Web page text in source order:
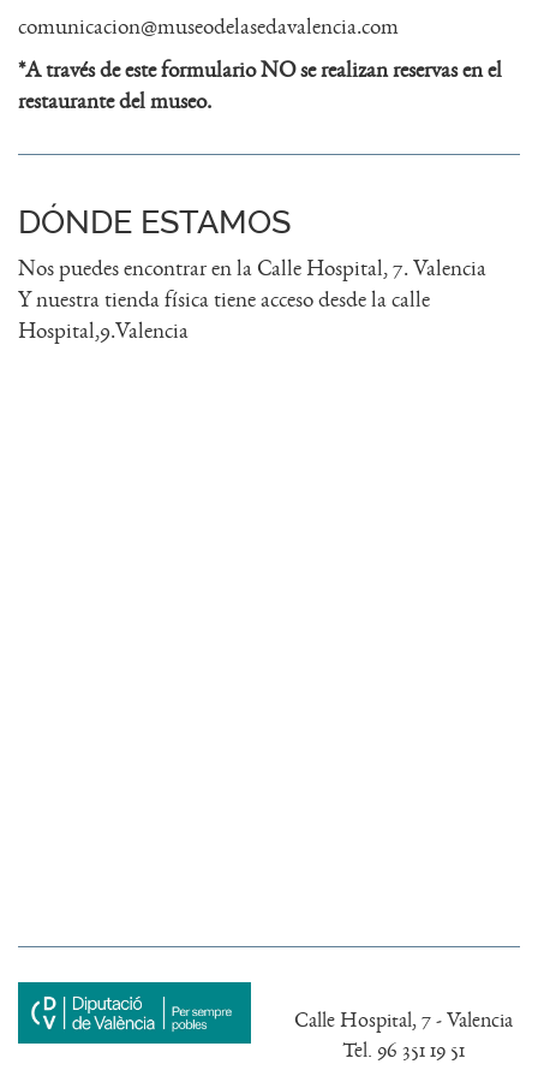
comunicacion@museodelasedavalencia.com
*A través de este formulario NO se realizan reservas en el
restaurante del museo.
DÓNDE ESTAMOS
Nos puedes encontrar en la Calle Hospital, 7. Valencia
Y nuestra tienda física tiene acceso desde la calle
Hospital,9.Valencia
Calle Hospital, 7 - Valencia
Tel. 96 351 19 51